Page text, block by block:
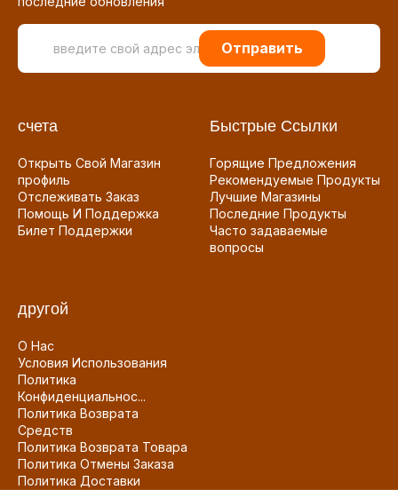
Отправить
счета
Открыть Свой Магазин
профиль
Отслеживать Заказ
Помощь И Поддержка
Билет Поддержки
Быстрые Ссылки
Горящие Предложения
Рекомендуемые Продукты
Лучшие Магазины
Последние Продукты
Часто задаваемые
вопросы
другой
О Нас
Условия Использования
Политика
Конфиденциальнос...
Политика Возврата
Средств
Политика Возврата Товара
Политика Отмены Заказа
Политика Доставки